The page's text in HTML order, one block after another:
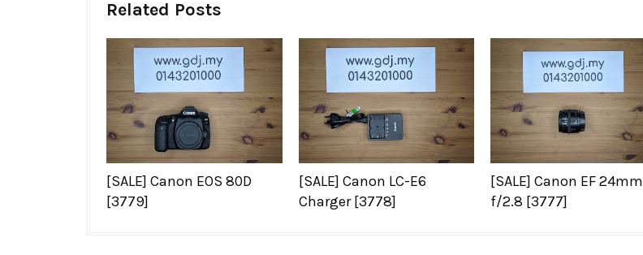
Related Posts
[SALE] Canon EOS 80D
[3779]
[SALE] Canon LC-E6
Charger [3778]
[SALE] Canon EF 24mm
f/2.8 [3777]